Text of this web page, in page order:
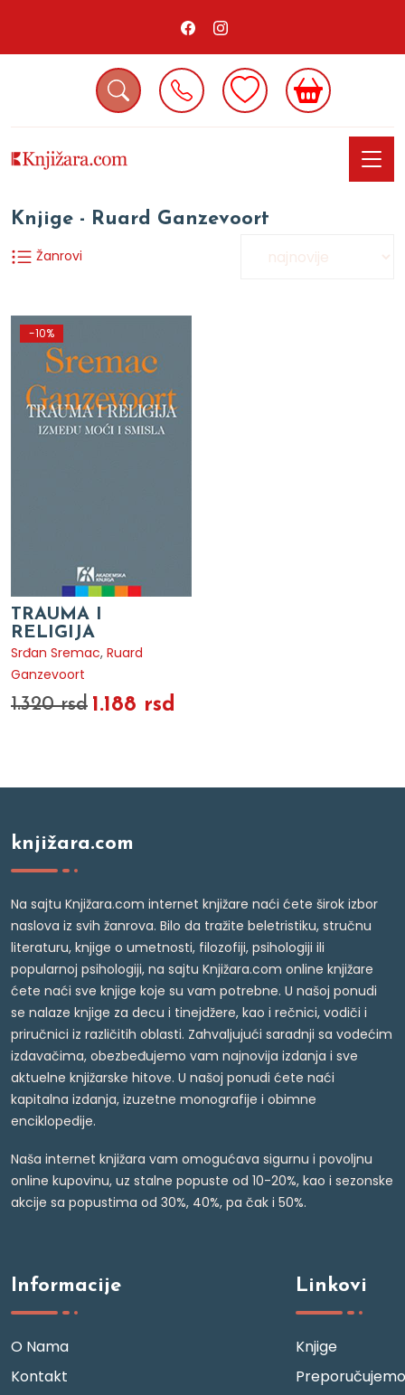
Knjige - Ruard Ganzevoort
Žanrovi
-10%
TRAUMA I
RELIGIJA
Srđan Sremac, Ruard
Ganzevoort
1.320 rsd 1.188 rsd
knjižara.com
Na sajtu Knjižara.com internet knjižare naći ćete širok izbor
naslova iz svih žanrova. Bilo da tražite beletristiku, stručnu
literaturu, knjige o umetnosti, filozofiji, psihologiji ili
popularnoj psihologiji, na sajtu Knjižara.com online knjižare
ćete naći sve knjige koje su vam potrebne. U našoj ponudi
se nalaze knjige za decu i tinejdžere, kao i rečnici, vodiči i
priručnici iz različitih oblasti. Zahvaljujući saradnji sa vodećim
izdavačima, obezbeđujemo vam najnovija izdanja i sve
aktuelne knjižarske hitove. U našoj ponudi ćete naći
kapitalna izdanja, izuzetne monografije i obimne
enciklopedije.
Naša internet knjižara vam omogućava sigurnu i povoljnu
online kupovinu, uz stalne popuste od 10-20%, kao i sezonske
akcije sa popustima od 30%, 40%, pa čak i 50%.
Informacije
O Nama
Kontakt
Linkovi
Knjige
Preporučujemo